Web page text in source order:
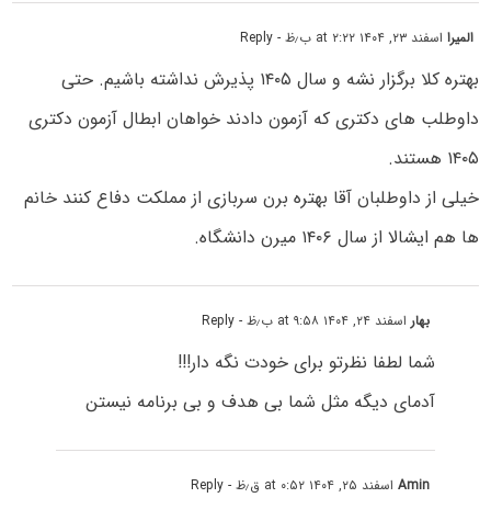
المیرااسفند ۲۳, ۱۴۰۴ at ۲:۲۲ ب٫ظ - Reply
بهتره کلا برگزار نشه و سال ۱۴۰۵ پذیرش نداشته باشیم. حتی
داوطلب های دکتری که آزمون دادند خواهان ابطال آزمون دکتری
۱۴۰۵ هستند.
خیلی از داوطلبان آقا بهتره برن سربازی از مملکت دفاع کنند خانم
ها هم ایشالا از سال ۱۴۰۶ میرن دانشگاه.
بهاراسفند ۲۴, ۱۴۰۴ at ۹:۵۸ ب٫ظ - Reply
شما لطفا نظرتو برای خودت نگه دار!!!
آدمای دیگه مثل شما بی هدف و بی برنامه نیستن
Aminاسفند ۲۵, ۱۴۰۴ at ۰:۵۲ ق٫ظ - Reply